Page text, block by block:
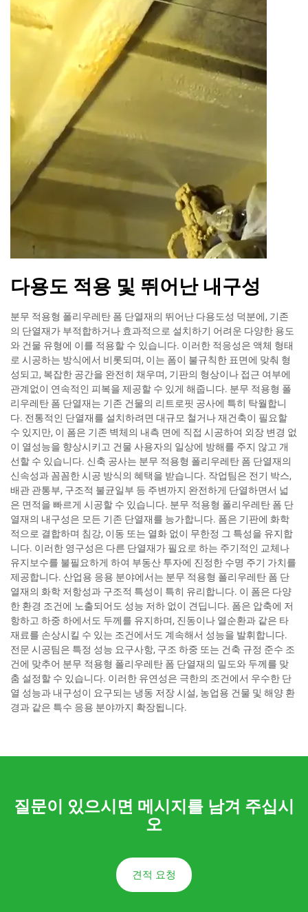
다용도 적용 및 뛰어난 내구성
분무 적용형 폴리우레탄 폼 단열재의 뛰어난 다용도성 덕분에, 기존
의 단열재가 부적합하거나 효과적으로 설치하기 어려운 다양한 용도
와 건물 유형에 이를 적용할 수 있습니다. 이러한 적응성은 액체 형태
로 시공하는 방식에서 비롯되며, 이는 폼이 불규칙한 표면에 맞춰 형
성되고, 복잡한 공간을 완전히 채우며, 기판의 형상이나 접근 여부에
관계없이 연속적인 피복을 제공할 수 있게 해줍니다. 분무 적용형 폴
리우레탄 폼 단열재는 기존 건물의 리트로핏 공사에 특히 탁월합니
다. 전통적인 단열재를 설치하려면 대규모 철거나 재건축이 필요할
수 있지만, 이 폼은 기존 벽체의 내측 면에 직접 시공하여 외장 변경 없
이 열성능을 향상시키고 건물 사용자의 일상에 방해를 주지 않고 개
선할 수 있습니다. 신축 공사는 분무 적용형 폴리우레탄 폼 단열재의
신속성과 꼼꼼한 시공 방식의 혜택을 받습니다. 작업팀은 전기 박스,
배관 관통부, 구조적 불균일부 등 주변까지 완전하게 단열하면서 넓
은 면적을 빠르게 시공할 수 있습니다. 분무 적용형 폴리우레탄 폼 단
열재의 내구성은 모든 기존 단열재를 능가합니다. 폼은 기판에 화학
적으로 결합하며 침강, 이동 또는 열화 없이 무한정 그 특성을 유지합
니다. 이러한 영구성은 다른 단열재가 필요로 하는 주기적인 교체나
유지보수를 불필요하게 하여 부동산 투자에 진정한 수명 주기 가치를
제공합니다. 산업용 응용 분야에서는 분무 적용형 폴리우레탄 폼 단
열재의 화학 저항성과 구조적 특성이 특히 유리합니다. 이 폼은 다양
한 환경 조건에 노출되어도 성능 저하 없이 견딥니다. 폼은 압축에 저
항하고 하중 하에서도 두께를 유지하며, 진동이나 열순환과 같은 타
재료를 손상시킬 수 있는 조건에서도 계속해서 성능을 발휘합니다.
전문 시공팀은 특정 성능 요구사항, 구조 하중 또는 건축 규정 준수 조
건에 맞추어 분무 적용형 폴리우레탄 폼 단열재의 밀도와 두께를 맞
춤 설정할 수 있습니다. 이러한 유연성은 극한의 조건에서 우수한 단
열 성능과 내구성이 요구되는 냉동 저장 시설, 농업용 건물 및 해양 환
경과 같은 특수 응용 분야까지 확장됩니다.
질문이 있으시면 메시지를 남겨 주십시
오
견적 요청